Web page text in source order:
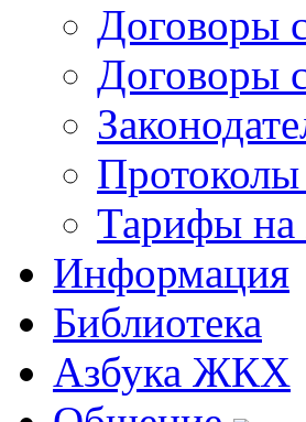
Договоры
Договоры
Тарифы
Информация
Библиотека
Азбука ЖКХ